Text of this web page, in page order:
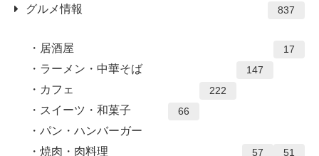
グルメ情報 837
居酒屋 17
ラーメン・中華そば 147
カフェ 222
スイーツ・和菓子 66
パン・ハンバーガー
51
焼肉・肉料理 57